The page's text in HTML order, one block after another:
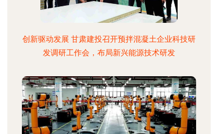
创新驱动发展 甘肃建投召开预拌混凝土企业科技研
发调研工作会，布局新兴能源技术研发